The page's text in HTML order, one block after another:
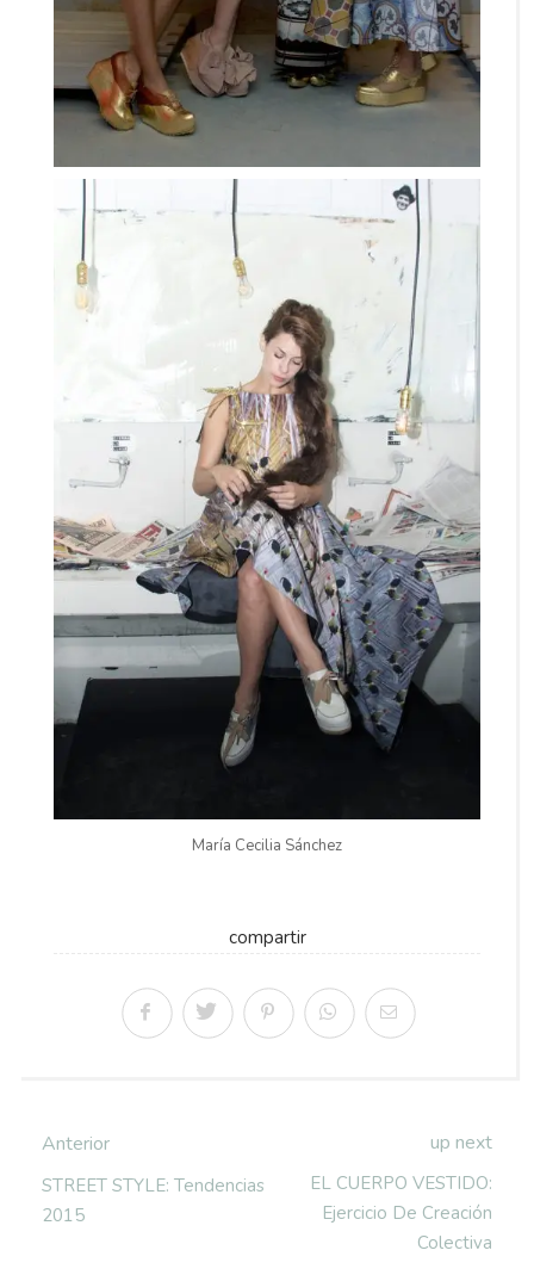
María Cecilia Sánchez
compartir
Anterior
STREET STYLE: Tendencias
2015
up next
EL CUERPO VESTIDO:
Ejercicio De Creación
Colectiva